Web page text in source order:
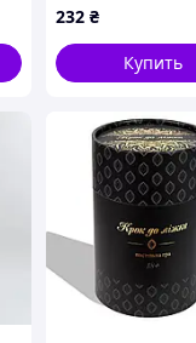
ламинированного
картона,
квест любимой
232 ₴
Купить